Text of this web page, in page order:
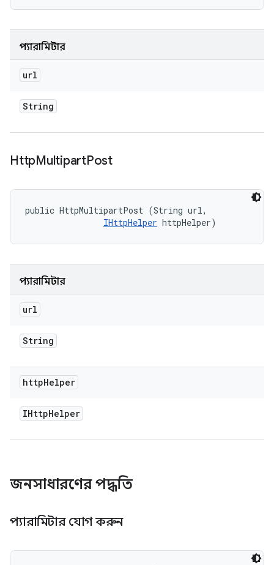
প্যারামিটার
url
String
HttpMultipartPost
public HttpMultipartPost (String url,
IHttpHelper httpHelper)
প্যারামিটার
url
String
httpHelper
IHttpHelper
জনসাধারণের পদ্ধতি
প্যারামিটার যোগ করুন